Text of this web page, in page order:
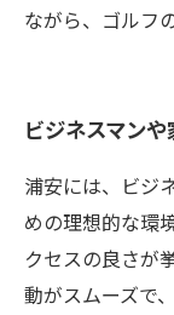
ながら、ゴルフ
ビジネスマン
浦安には、ビジ
めの理想的な環
クセスの良さが
動がスムーズで